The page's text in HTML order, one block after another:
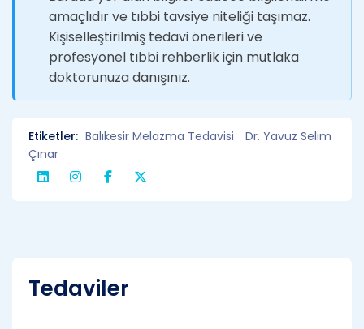
amaçlıdır ve tıbbi tavsiye niteliği taşımaz.
Kişiselleştirilmiş tedavi önerileri ve
profesyonel tıbbi rehberlik için mutlaka
doktorunuza danışınız.
Etiketler: Balıkesir Melazma Tedavisi
Dr. Yavuz Selim
Çınar
Tedaviler